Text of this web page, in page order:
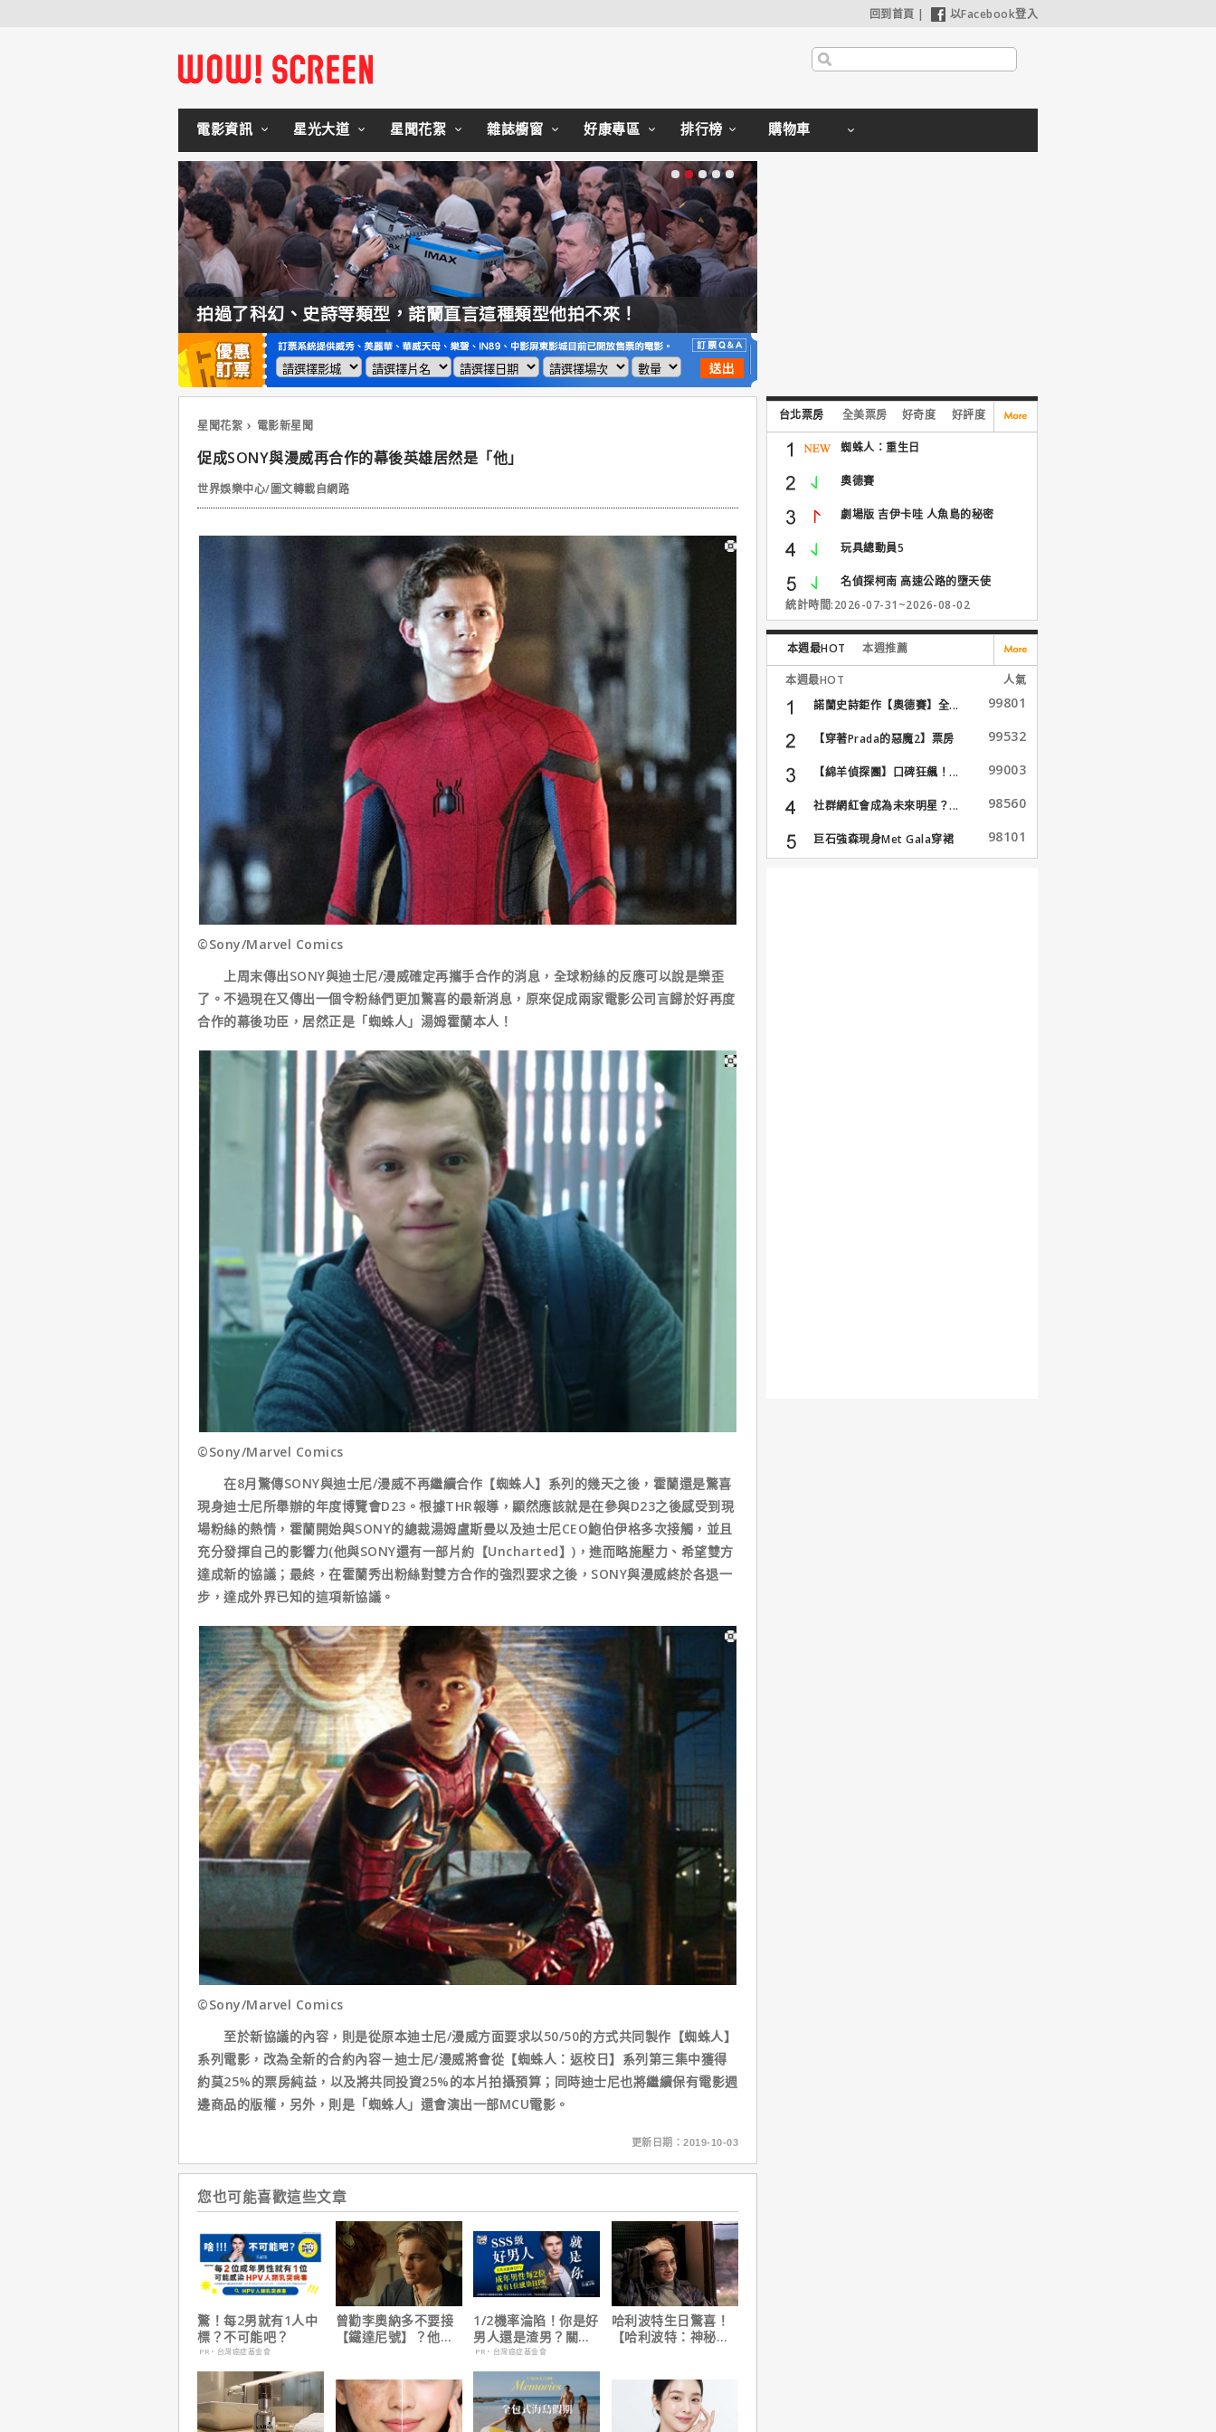
回到首頁 | 以Facebook登入
電影資訊 星光大道 星聞花絮 雜誌櫥窗 好康專區 排行榜 購物車
拍過了科幻、史詩等類型，諾蘭直言這種類型他拍不來！
星聞花絮 電影新星聞
促成SONY與漫威再合作的幕後英雄居然是「他」
世界娛樂中心/圖文轉載自網路
©Sony/Marvel Comics
上周末傳出SONY與迪士尼/漫威確定再攜手合作的消息，全球粉絲的反應可以說是樂歪
了。不過現在又傳出一個令粉絲們更加驚喜的最新消息，原來促成兩家電影公司言歸於好再度
合作的幕後功臣，居然正是「蜘蛛人」湯姆霍蘭本人！
©Sony/Marvel Comics
在8月驚傳SONY與迪士尼/漫威不再繼續合作【蜘蛛人】系列的幾天之後，霍蘭還是驚喜
現身迪士尼所舉辦的年度博覽會D23。根據THR報導，顯然應該就是在參與D23之後感受到現
場粉絲的熱情，霍蘭開始與SONY的總裁湯姆盧斯曼以及迪士尼CEO鮑伯伊格多次接觸，並且
充分發揮自己的影響力(他與SONY還有一部片約【Uncharted】)，進而略施壓力、希望雙方
達成新的協議；最終，在霍蘭秀出粉絲對雙方合作的強烈要求之後，SONY與漫威終於各退一
步，達成外界已知的這項新協議。
©Sony/Marvel Comics
至於新協議的內容，則是從原本迪士尼/漫威方面要求以50/50的方式共同製作【蜘蛛人】
系列電影，改為全新的合約內容－迪士尼/漫威將會從【蜘蛛人：返校日】系列第三集中獲得
約莫25%的票房純益，以及將共同投資25%的本片拍攝預算；同時迪士尼也將繼續保有電影週
邊商品的版權，另外，則是「蜘蛛人」還會演出一部MCU電影。
更新日期：2019-10-03
您也可能喜歡這些文章
驚！每2男就有1人中
標？不可能吧？
PR・台灣癌症基金會
曾勸李奧納多不要接
【鐵達尼號】？他
1/2機率淪陷！你是好
男人還是渣男？關鍵
在這
PR・台灣癌症基金會
哈利波特生日驚喜！
【哈利波特：神秘的
台北票房 全美票房 好奇度 好評度
蜘蛛人：重生日
奧德賽
劇場版 吉伊卡哇 人魚島的秘密
玩具總動員5
名偵探柯南 高速公路的墮天使
統計時間:2026-07-31~2026-08-02
本週最HOT 本週推薦
本週最HOT
人氣
諾蘭史詩鉅作【奧德賽】全...
99801
【穿著Prada的惡魔2】票房
99532
【綿羊偵探團】口碑狂飆！... 99003
社群網紅會成為未來明星？... 98560
巨石強森現身Met Gala穿裙
子...
98101